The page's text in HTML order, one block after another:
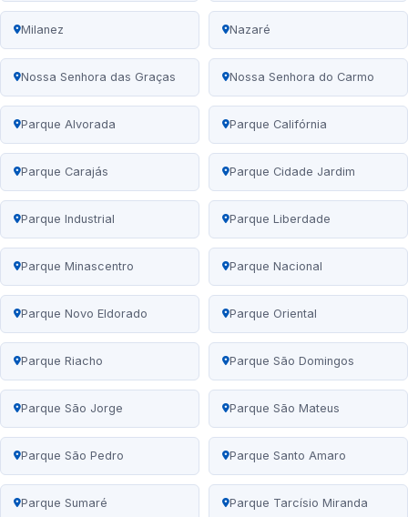
Milanez Nazaré
Nossa Senhora das Graças Nossa Senhora do Carmo
Parque Alvorada Parque Califórnia
Parque Carajás Parque Cidade Jardim
Parque Industrial Parque Liberdade
Parque Minascentro Parque Nacional
Parque Novo Eldorado Parque Oriental
Parque Riacho Parque São Domingos
Parque São Jorge Parque São Mateus
Parque São Pedro Parque Santo Amaro
Parque Sumaré Parque Tarcísio Miranda